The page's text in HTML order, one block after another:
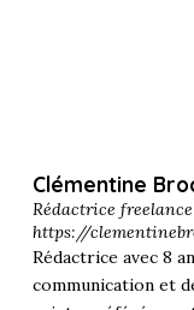
Clémentine
Rédactrice
https://
Rédactrice avec 8
communication et